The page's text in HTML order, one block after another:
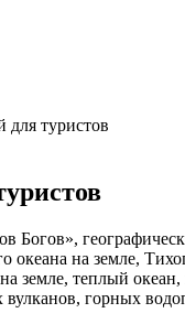
туристов
Богов»,
на земле,
земле, теплый
горных